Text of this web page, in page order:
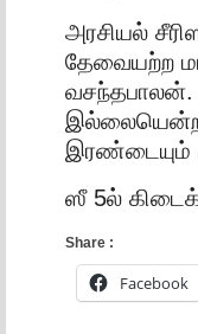
அரசியல்
தேவையற்ற
இரண்டையும்
ஸீ 5ல்
Share :
Facebook